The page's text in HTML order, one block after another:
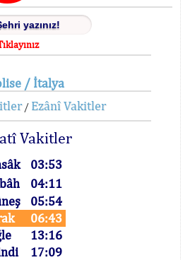
/ İtalya
/ Ezânî Vakitler
Vakitler
03:53
04:11
05:54
06:43
13:16
17:09